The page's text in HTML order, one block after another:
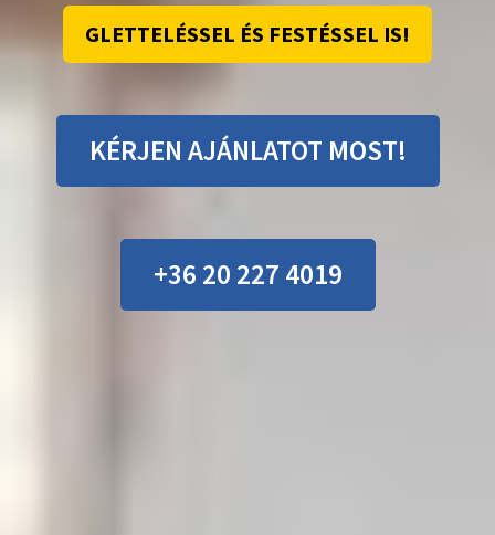
GLETTELÉSSEL ÉS FESTÉSSEL IS!
KÉRJEN AJÁNLATOT MOST!
+36 20 227 4019